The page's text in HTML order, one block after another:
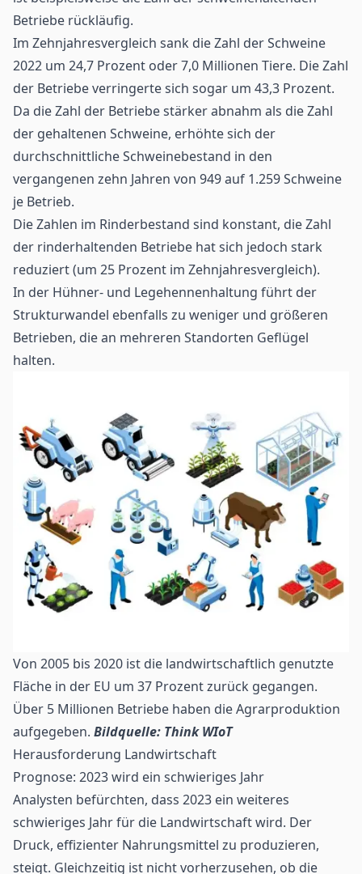
Betriebe rückläufig.
Im Zehnjahresvergleich sank die Zahl der Schweine
2022 um 24,7 Prozent oder 7,0 Millionen Tiere. Die Zahl
der Betriebe verringerte sich sogar um 43,3 Prozent.
Da die Zahl der Betriebe stärker abnahm als die Zahl
der gehaltenen Schweine, erhöhte sich der
durchschnittliche Schweinebestand in den
vergangenen zehn Jahren von 949 auf 1.259 Schweine
je Betrieb.
Die Zahlen im Rinderbestand sind konstant, die Zahl
der rinderhaltenden Betriebe hat sich jedoch stark
reduziert (um 25 Prozent im Zehnjahresvergleich).
In der Hühner- und Legehennenhaltung führt der
Strukturwandel ebenfalls zu weniger und größeren
Betrieben, die an mehreren Standorten Geflügel
halten.
Von 2005 bis 2020 ist die landwirtschaftlich genutzte
Fläche in der EU um 37 Prozent zurück gegangen.
Über 5 Millionen Betriebe haben die Agrarproduktion
aufgegeben. Bildquelle: Think WIoT
Herausforderung Landwirtschaft
Prognose: 2023 wird ein schwieriges Jahr
Analysten befürchten, dass 2023 ein weiteres
schwieriges Jahr für die Landwirtschaft wird. Der
Druck, effizienter Nahrungsmittel zu produzieren,
steigt. Gleichzeitig ist nicht vorherzusehen, ob die